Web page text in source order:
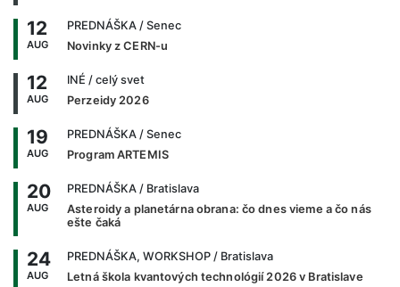
12
AUG
PREDNÁŠKA / Senec
Novinky z CERN-u
12
AUG
INÉ / celý svet
Perzeidy 2026
19
AUG
PREDNÁŠKA / Senec
Program ARTEMIS
20
AUG
PREDNÁŠKA / Bratislava
Asteroidy a planetárna obrana: čo dnes vieme a čo nás
ešte čaká
24
AUG
PREDNÁŠKA, WORKSHOP / Bratislava
Letná škola kvantových technológií 2026 v Bratislave